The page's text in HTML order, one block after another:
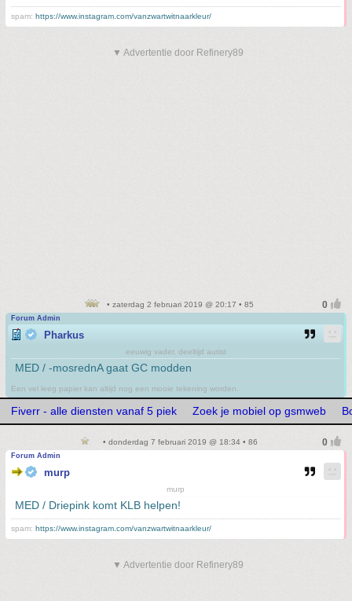
spam: https://www.instagram.com/vanzwartwitnaarkleur/
▼ Advertentie door Refinery89
• zaterdag 2 februari 2019 @ 20:17 • 85
Forum Admin
Pharkus
eeuwig vader, deeltijd autist
MED / -mosrednA gaat GC modden
Een vel leeg papier kan altijd nog een mooie tekening worden.
Fiverr - alle diensten vanaf 5 piek Zoek je mobiel op gsmweb
• donderdag 7 februari 2019 @ 18:34 • 86
Forum Admin
murp
murp
MED / Driepink komt KLB helpen!
spam: https://www.instagram.com/vanzwartwitnaarkleur/
▼ Advertentie door Refinery89